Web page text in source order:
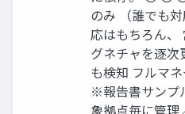
のみ （誰でも
応はもちろん、
グネチャを逐次
も検知 フルマ
※報告書サンプ
象拠点毎に管理